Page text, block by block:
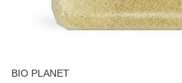
BIO PLANET